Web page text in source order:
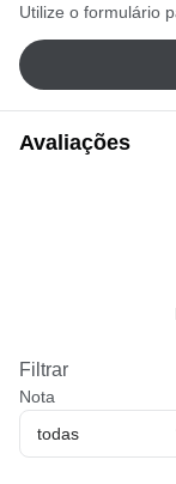
Utilize o formulário
Avaliações
Filtrar
Nota
todas